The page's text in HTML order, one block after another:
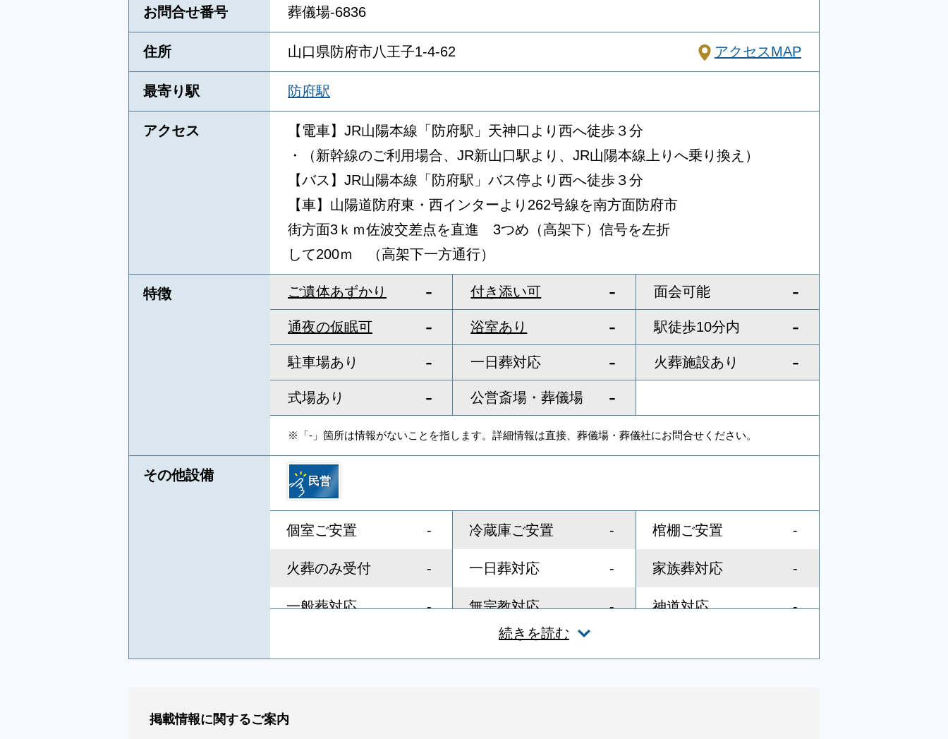
お問合せ番号 葬儀場-6836
住所 山口県防府市八王子1-4-62 アクセスMAP
最寄り駅 防府駅
アクセス
【電車】JR山陽本線「防府駅」天神口より西へ徒歩３分
・（新幹線のご利用場合、JR新山口駅より、JR山陽本線上りへ乗り換え）
【バス】JR山陽本線「防府駅」バス停より西へ徒歩３分
【車】山陽道防府東・西インターより262号線を南方面防府市
街方面3ｋｍ佐波交差点を直進 3つめ（高架下）信号を左折
して200ｍ （高架下一方通行）
特徴 ご遺体あずかり - 付き添い可 - 面会可能 -
通夜の仮眠可 - 浴室あり - 駅徒歩10分内 -
駐車場あり - 一日葬対応 - 火葬施設あり -
式場あり - 公営斎場・葬儀場 -
※「‐」箇所は情報がないことを指します。詳細情報は直接、葬儀場・葬儀社にお問合せください。
その他設備 民営
続きを読む
個室ご安置 - 冷蔵庫ご安置 - 棺棚ご安置 -
火葬のみ受付 - 一日葬対応 - 家族葬対応 -
一般葬対応 - 無宗教対応 - 神道対応 -
友人葬対応
相談スペース
掲載情報に関するご案内